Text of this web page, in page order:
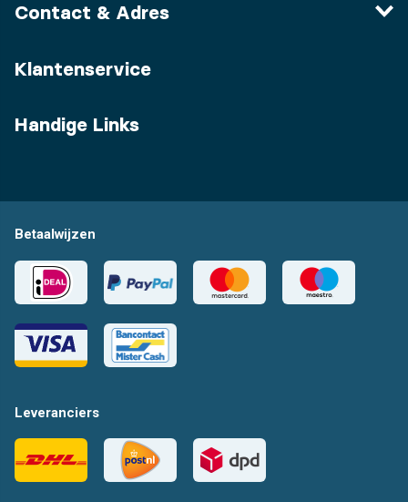
Contact & Adres
Klantenservice
Handige Links
Betaalwijzen
Leveranciers